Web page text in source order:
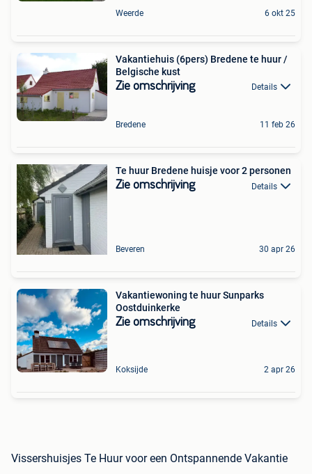
Weerde 6 okt 25
Vakantiehuis (6pers) Bredene te huur /
Belgische kust
Zie omschrijving Details
Bredene 11 feb 26
Te huur Bredene huisje voor 2 personen
Zie omschrijving Details
Beveren 30 apr 26
Vakantiewoning te huur Sunparks
Oostduinkerke
Zie omschrijving Details
Koksijde 2 apr 26
Vissershuisjes Te Huur voor een Ontspannende Vakantie